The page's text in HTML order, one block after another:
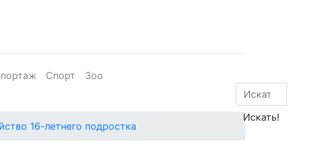
Спорт Зоо
16-летнего подростка